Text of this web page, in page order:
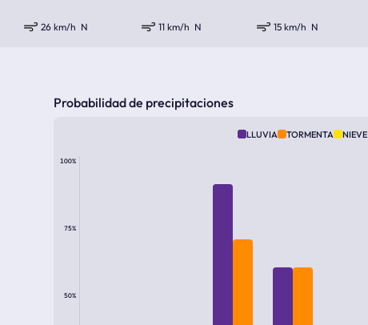
26 km/h N 11 km/h N 15 km/h N
Probabilidad de precipitaciones
LLUVIA TORMENTA NIEVE
100%
75%
50%